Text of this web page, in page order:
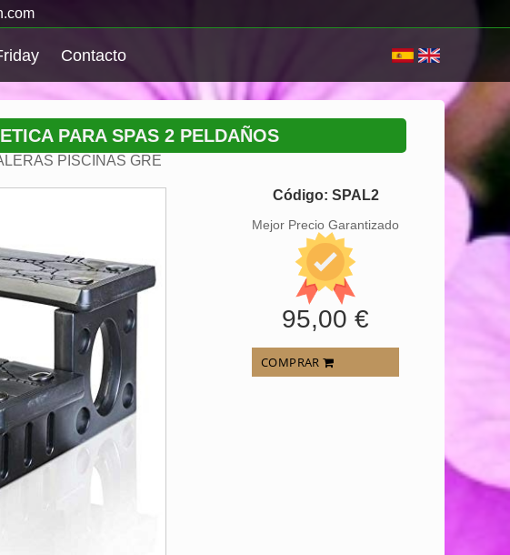
Contacto
PARA SPAS 2 PELDAÑOS
PISCINAS GRE
Código: SPAL2
Mejor Precio Garantizado
95,00 €
COMPRAR